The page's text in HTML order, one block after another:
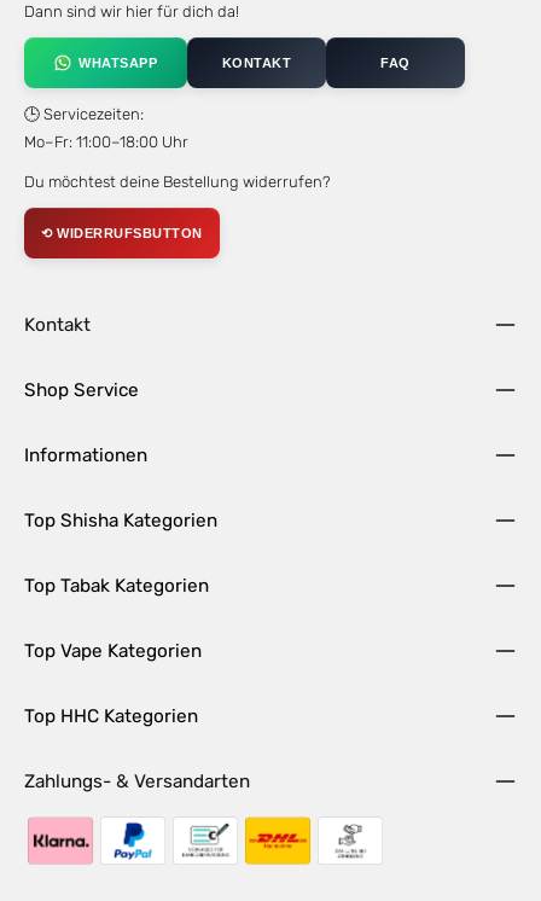
Dann sind wir hier für dich da!
WHATSAPP KONTAKT FAQ
🕒 Servicezeiten:
Mo–Fr: 11:00–18:00 Uhr
Du möchtest deine Bestellung widerrufen?
⟲ WIDERRUFSBUTTON
Kontakt
Shop Service
Informationen
Top Shisha Kategorien
Top Tabak Kategorien
Top Vape Kategorien
Top HHC Kategorien
Zahlungs- & Versandarten